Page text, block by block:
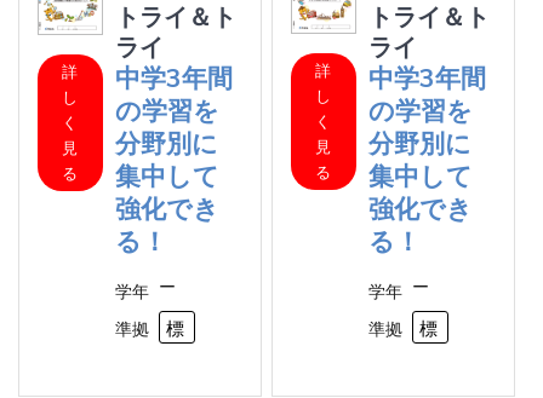
詳
し
く
見
る
トライ＆ト
ライ
中学3年間
の学習を
分野別に
集中して
強化でき
る！
学年 ー
準拠
標準
詳
し
く
見
る
トライ＆ト
ライ
中学3年間
の学習を
分野別に
集中して
強化でき
る！
学年 ー
準拠
標